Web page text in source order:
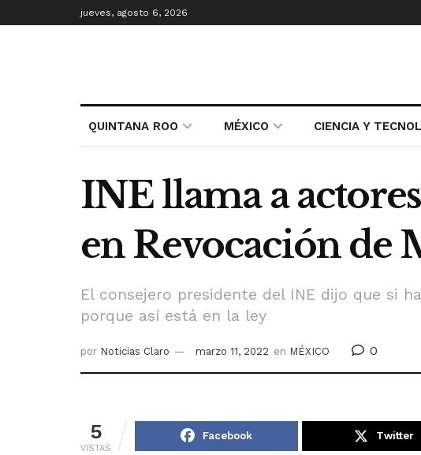
jueves, agosto 6, 2026
QUINTANA ROO MÉXICO CIENCIA Y
INE llama a
en Revocación de
El consejero presidente del INE dijo que si
porque así está en la ley
por Noticias Claro marzo 11, 2022 en MÉXICO 0
5
VISTAS
Facebook Twitter